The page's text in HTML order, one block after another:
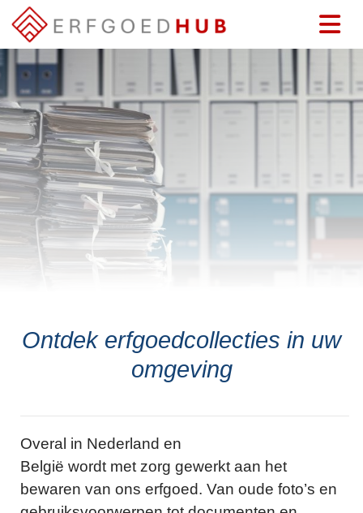
Ontdek erfgoedcollecties in uw
omgeving
Overal in Nederland en
België wordt met zorg gewerkt aan het
bewaren van ons erfgoed. Van oude foto’s en